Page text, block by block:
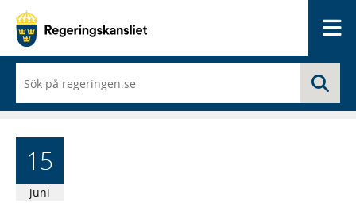
du
börjar
skriva
med
15
juni